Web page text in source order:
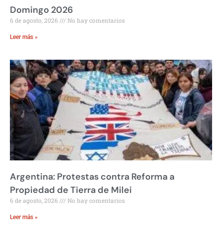
Domingo 2026
6 de agosto, 2026 No hay comentarios
Leer más »
Argentina: Protestas contra Reforma a
Propiedad de Tierra de Milei
6 de agosto, 2026 No hay comentarios
Leer más »